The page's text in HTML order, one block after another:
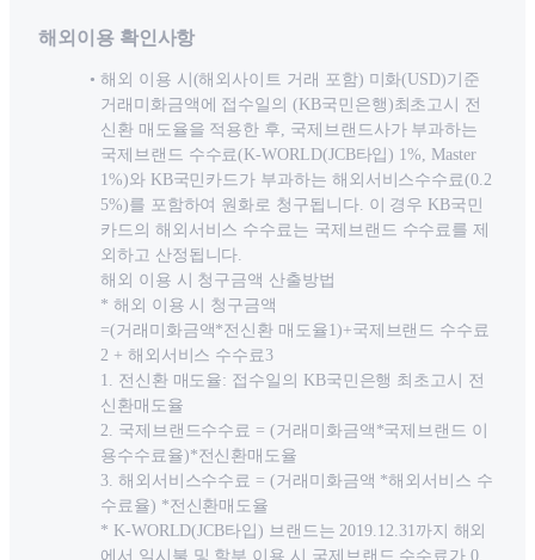
해외이용 확인사항
해외 이용 시(해외사이트 거래 포함) 미화(USD)기준
거래미화금액에 접수일의 (KB국민은행)최초고시 전
신환 매도율을 적용한 후, 국제브랜드사가 부과하는
국제브랜드 수수료(K-WORLD(JCB타입) 1%, Master
1%)와 KB국민카드가 부과하는 해외서비스수수료(0.2
5%)를 포함하여 원화로 청구됩니다. 이 경우 KB국민
카드의 해외서비스 수수료는 국제브랜드 수수료를 제
외하고 산정됩니다.
해외 이용 시 청구금액 산출방법
* 해외 이용 시 청구금액
=(거래미화금액*전신환 매도율1)+국제브랜드 수수료
2 + 해외서비스 수수료3
1. 전신환 매도율: 접수일의 KB국민은행 최초고시 전
신환매도율
2. 국제브랜드수수료 = (거래미화금액*국제브랜드 이
용수수료율)*전신환매도율
3. 해외서비스수수료 = (거래미화금액 *해외서비스 수
수료율) *전신환매도율
* K-WORLD(JCB타입) 브랜드는 2019.12.31까지 해외
에서 일시불 및 할부 이용 시 국제브랜드 수수료가 0.